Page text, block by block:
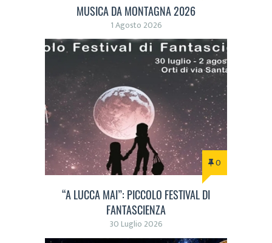
MUSICA DA MONTAGNA 2026
1 Agosto 2026
0
“A LUCCA MAI”: PICCOLO FESTIVAL DI
FANTASCIENZA
30 Luglio 2026